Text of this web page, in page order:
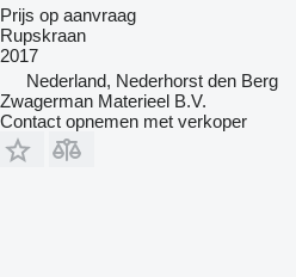
Prijs op aanvraag
Rupskraan
2017
Nederland, Nederhorst den Berg
Zwagerman Materieel B.V.
Contact opnemen met verkoper